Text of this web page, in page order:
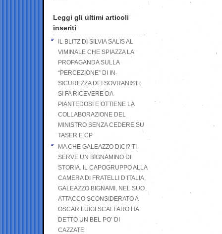
Leggi gli ultimi articoli
inseriti
IL BLITZ DI SILVIA SALIS AL
VIMINALE CHE SPIAZZA LA
PROPAGANDA SULLA
“PERCEZIONE” DI IN-
SICUREZZA DEI SOVRANISTI:
SI FA RICEVERE DA
PIANTEDOSI E OTTIENE LA
COLLABORAZIONE DEL
MINISTRO SENZA CEDERE SU
TASER E CP
MA CHE GALEAZZO DICI? TI
SERVE UN BIGNAMINO DI
STORIA. IL CAPOGRUPPO ALLA
CAMERA DI FRATELLI D’ITALIA,
GALEAZZO BIGNAMI, NEL SUO
ATTACCO SCONSIDERATO A
OSCAR LUIGI SCALFARO HA
DETTO UN BEL PO’ DI
CAZZATE